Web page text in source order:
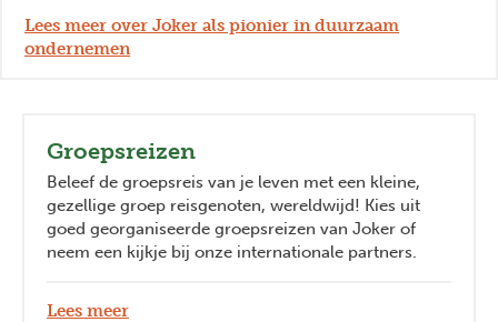
Lees meer over Joker als pionier in duurzaam
ondernemen
Groepsreizen
Beleef de groepsreis van je leven met een kleine,
gezellige groep reisgenoten, wereldwijd! Kies uit
goed georganiseerde groepsreizen van Joker of
neem een kijkje bij onze internationale partners.
Lees meer